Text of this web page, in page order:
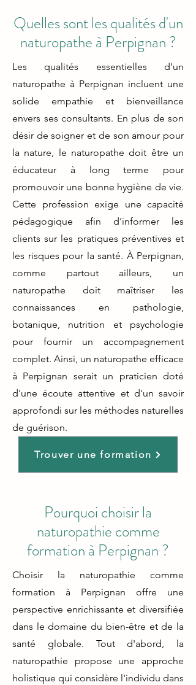
Quelles sont les qualités d'un
naturopathe à Perpignan ?
Les qualités essentielles d'un
naturopathe à Perpignan incluent une
solide empathie et bienveillance
envers ses consultants. En plus de son
désir de soigner et de son amour pour
la nature, le naturopathe doit être un
éducateur à long terme pour
promouvoir une bonne hygiène de vie.
Cette profession exige une capacité
pédagogique afin d'informer les
clients sur les pratiques préventives et
les risques pour la santé. À Perpignan,
comme partout ailleurs, un
naturopathe doit maîtriser les
connaissances en pathologie,
botanique, nutrition et psychologie
pour fournir un accompagnement
complet. Ainsi, un naturopathe efficace
à Perpignan serait un praticien doté
d'une écoute attentive et d'un savoir
approfondi sur les méthodes naturelles
de guérison.
Trouver une formation
Pourquoi choisir la
naturopathie comme
formation à Perpignan ?
Choisir la naturopathie comme
formation à Perpignan offre une
perspective enrichissante et diversifiée
dans le domaine du bien-être et de la
santé globale. Tout d'abord, la
naturopathie propose une approche
holistique qui considère l'individu dans